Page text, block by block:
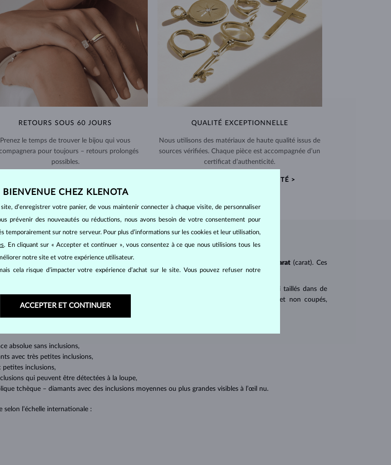
RETOURS SOUS 60 JOURS
Prenez le temps de trouver le bijou qui vous
pour toujours – retours prolongés
possibles.
QUALITÉ EXCEPTIONNELLE
Nous utilisons des matériaux de haute qualité issus de
sources vérifiées. Chaque pièce est accompagnée d’un
certificat d’authenticité.
CERTIFICATS D’AUTHENTICITÉ >
BIJOUX ENDIAMANT
les 4 paramètres de base, appelés carat (carat). Ces
ronde dite
appartient aux tailles les plus populaires. Les diamants sont aussi taillés dans de
cœur, larme, ovale ou princesse (quadrilatère ou triangulaire avec angles pointus et non coupés,
et la répartition des inclusions ou bien des imperfections internes du diamant :
absolue sans inclusions,
avec très petites inclusions,
petites inclusions,
qui peuvent être détectées à la loupe,
tchèque – diamants avec des inclusions moyennes ou plus grandes visibles à l’œil nu.
selon l’échelle internationale :
BIENVENUE CHEZ KLENOTA
d’enregistrer votre panier, de vous maintenir connecter à chaque visite, de personnaliser
prévenir des nouveautés ou réductions, nous avons besoin de votre consentement pour
temporairement sur notre serveur. Pour plus d’informations sur les cookies et leur utilisation,
. En cliquant sur « Accepter et continuer », vous consentez à ce que nous utilisions tous les
notre site et votre expérience utilisateur.
cela risque d’impacter votre expérience d’achat sur le site. Vous pouvez refuser notre
ACCEPTER ET CONTINUER